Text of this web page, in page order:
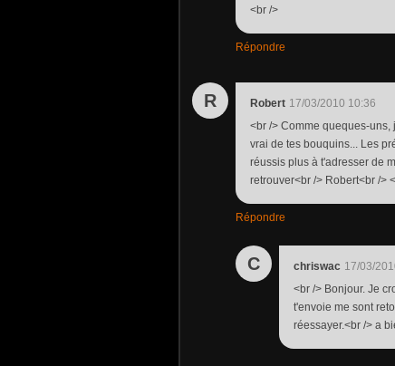
<br />
Répondre
R Robert 17/03/2010 10:36
<br /> Comme queques-
vrai de tes bouquins... Les
réussis plus à t'adresser de
retrouver<br /> Robert<br />
Répondre
C chriswac 17/03/
<br /> Bonjour. Je
t'envoie me sont
réessayer.<br /> a